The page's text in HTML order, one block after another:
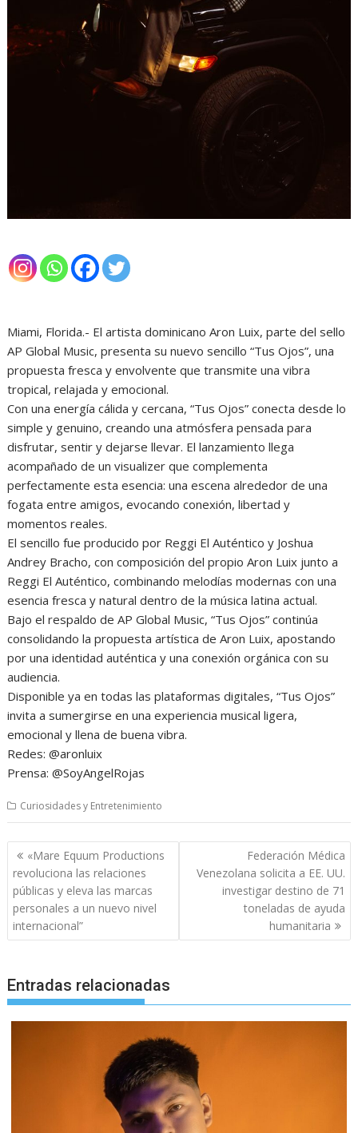
Miami, Florida.- El artista dominicano Aron Luix, parte del sello
AP Global Music, presenta su nuevo sencillo “Tus Ojos”, una
propuesta fresca y envolvente que transmite una vibra
tropical, relajada y emocional.
Con una energía cálida y cercana, “Tus Ojos” conecta desde lo
simple y genuino, creando una atmósfera pensada para
disfrutar, sentir y dejarse llevar. El lanzamiento llega
acompañado de un visualizer que complementa
perfectamente esta esencia: una escena alrededor de una
fogata entre amigos, evocando conexión, libertad y
momentos reales.
El sencillo fue producido por Reggi El Auténtico y Joshua
Andrey Bracho, con composición del propio Aron Luix junto a
Reggi El Auténtico, combinando melodías modernas con una
esencia fresca y natural dentro de la música latina actual.
Bajo el respaldo de AP Global Music, “Tus Ojos” continúa
consolidando la propuesta artística de Aron Luix, apostando
por una identidad auténtica y una conexión orgánica con su
audiencia.
Disponible ya en todas las plataformas digitales, “Tus Ojos”
invita a sumergirse en una experiencia musical ligera,
emocional y llena de buena vibra.
Redes: @aronluix
Prensa: @SoyAngelRojas
Curiosidades y Entretenimiento
Navegación
de
entradas
«Mare Equum Productions
revoluciona las relaciones
públicas y eleva las marcas
personales a un nuevo nivel
internacional”
Federación Médica
Venezolana solicita a EE. UU.
investigar destino de 71
toneladas de ayuda
humanitaria
Entradas relacionadas